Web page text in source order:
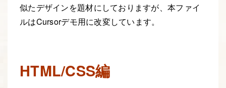
似たデザインを題材にしておりますが、本ファイ
ルはCursorデモ用に改変しています。
HTML/CSS編